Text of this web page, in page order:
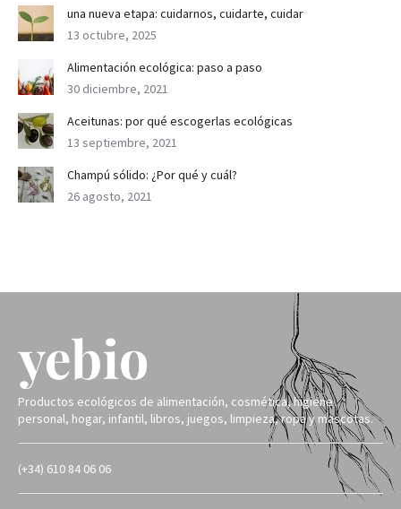
una nueva etapa: cuidarnos, cuidarte, cuidar
13 octubre, 2025
Alimentación ecológica: paso a paso
30 diciembre, 2021
Aceitunas: por qué escogerlas ecológicas
13 septiembre, 2021
Champú sólido: ¿Por qué y cuál?
26 agosto, 2021
Productos ecológicos de alimentación, cosmética, higiene
personal, hogar, infantil, libros, juegos, limpieza, ropa y mascotas.
(+34) 610 84 06 06